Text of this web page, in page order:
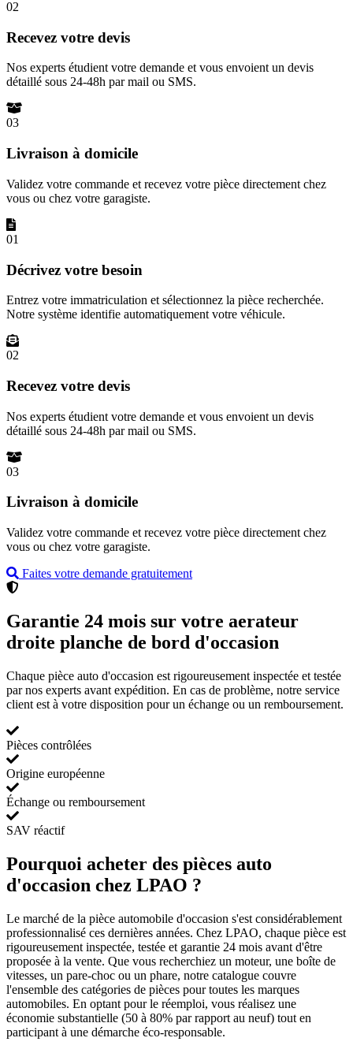
02
Recevez votre devis
Nos experts étudient votre demande et vous envoient un devis
détaillé sous 24-48h par mail ou SMS.
03
Livraison à domicile
Validez votre commande et recevez votre pièce directement chez
vous ou chez votre garagiste.
01
Décrivez votre besoin
Entrez votre immatriculation et sélectionnez la pièce recherchée.
Notre système identifie automatiquement votre véhicule.
02
Recevez votre devis
Nos experts étudient votre demande et vous envoient un devis
détaillé sous 24-48h par mail ou SMS.
03
Livraison à domicile
Validez votre commande et recevez votre pièce directement chez
vous ou chez votre garagiste.
Faites votre demande gratuitement
Garantie 24 mois sur votre aerateur
droite planche de bord d'occasion
Chaque pièce auto d'occasion est rigoureusement inspectée et testée
par nos experts avant expédition. En cas de problème, notre service
client est à votre disposition pour un échange ou un remboursement.
Pièces contrôlées
Origine européenne
Échange ou remboursement
SAV réactif
Pourquoi acheter des pièces auto
d'occasion chez LPAO ?
Le marché de la pièce automobile d'occasion s'est considérablement
professionnalisé ces dernières années. Chez LPAO, chaque pièce est
rigoureusement inspectée, testée et garantie 24 mois avant d'être
proposée à la vente. Que vous recherchiez un moteur, une boîte de
vitesses, un pare-choc ou un phare, notre catalogue couvre
l'ensemble des catégories de pièces pour toutes les marques
automobiles. En optant pour le réemploi, vous réalisez une
économie substantielle (50 à 80% par rapport au neuf) tout en
participant à une démarche éco-responsable.